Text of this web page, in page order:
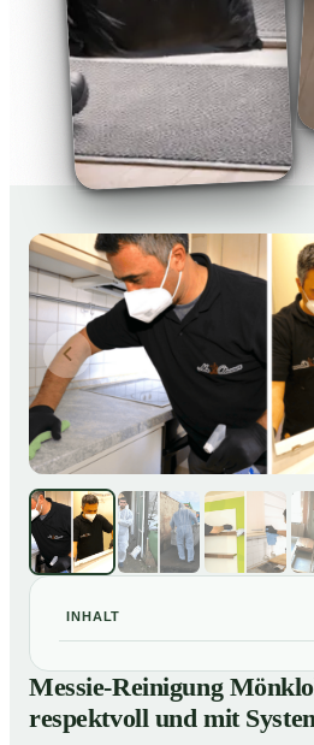
INHALT
Messie-Reinigung Mönkloh –
mit System
Warum professionelle Hilfe bei
Messie-Reinigung
respektvoll und mit